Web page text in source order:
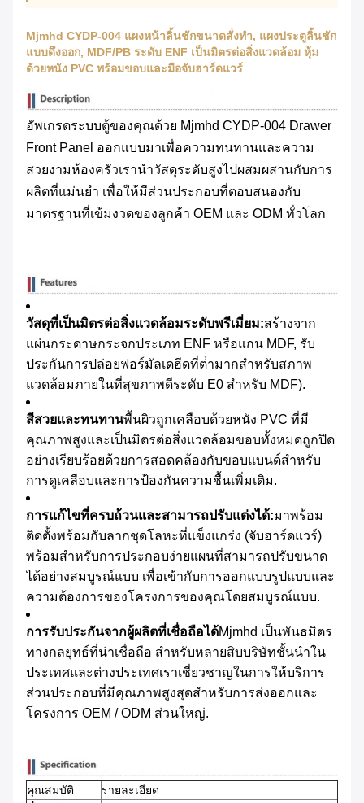
Mjmhd CYDP-004 แผงหน้าลิ้นชักขนาดสั่งทำ, แผงประตูลิ้นชัก
แบบดึงออก, MDF/PB ระดับ ENF เป็นมิตรต่อสิ่งแวดล้อม หุ้ม
ด้วยหนัง PVC พร้อมขอบและมือจับฮาร์ดแวร์
อัพเกรดระบบตู้ของคุณด้วย Mjmhd CYDP-004 Drawer
Front Panel ออกแบบมาเพื่อความทนทานและความ
สวยงามห้องครัวเรานําวัสดุระดับสูงไปผสมผสานกับการ
ผลิตที่แม่นยํา เพื่อให้มีส่วนประกอบที่ตอบสนองกับ
มาตรฐานที่เข้มงวดของลูกค้า OEM และ ODM ทั่วโลก
วัสดุที่เป็นมิตรต่อสิ่งแวดล้อมระดับพรีเมี่ยม:สร้างจาก
แผ่นกระดาษกระจกประเภท ENF หรือแกน MDF, รับ
ประกันการปล่อยฟอร์มัลเดฮีดที่ต่ํามากสําหรับสภาพ
แวดล้อมภายในที่สุขภาพดีระดับ E0 สําหรับ MDF).
สีสวยและทนทานพื้นผิวถูกเคลือบด้วยหนัง PVC ที่มี
คุณภาพสูงและเป็นมิตรต่อสิ่งแวดล้อมขอบทั้งหมดถูกปิด
อย่างเรียบร้อยด้วยการสอดคล้องกับขอบแบนด์สําหรับ
การดูเคลือบและการป้องกันความชื้นเพิ่มเติม.
การแก้ไขที่ครบถ้วนและสามารถปรับแต่งได้:มาพร้อม
ติดตั้งพร้อมกับลากชุดโลหะที่แข็งแกร่ง (จับฮาร์ดแวร์)
พร้อมสําหรับการประกอบง่ายแผนที่สามารถปรับขนาด
ได้อย่างสมบูรณ์แบบ เพื่อเข้ากับการออกแบบรูปแบบและ
ความต้องการของโครงการของคุณโดยสมบูรณ์แบบ.
การรับประกันจากผู้ผลิตที่เชื่อถือได้Mjmhd เป็นพันธมิตร
ทางกลยุทธ์ที่น่าเชื่อถือ สําหรับหลายสิบบริษัทชั้นนําใน
ประเทศและต่างประเทศเราเชี่ยวชาญในการให้บริการ
ส่วนประกอบที่มีคุณภาพสูงสุดสําหรับการส่งออกและ
โครงการ OEM / ODM ส่วนใหญ่.
คุณสมบัติ
รายละเอียด